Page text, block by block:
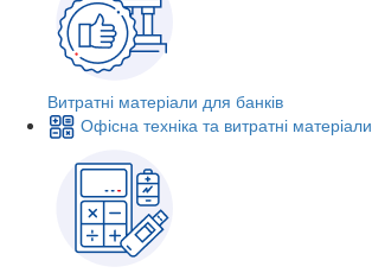
Витратні матеріали для банків
Офісна техніка та витратні матеріали